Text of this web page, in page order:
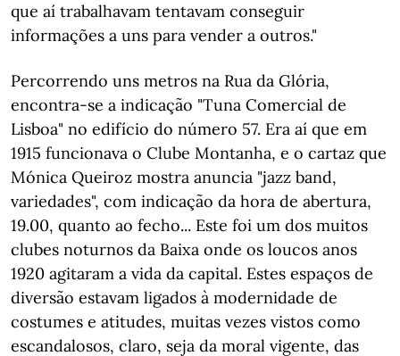
que aí trabalhavam tentavam conseguir
informações a uns para vender a outros."
Percorrendo uns metros na Rua da Glória,
encontra-se a indicação "Tuna Comercial de
Lisboa" no edifício do número 57. Era aí que em
1915 funcionava o Clube Montanha, e o cartaz que
Mónica Queiroz mostra anuncia "jazz band,
variedades", com indicação da hora de abertura,
19.00, quanto ao fecho... Este foi um dos muitos
clubes noturnos da Baixa onde os loucos anos
1920 agitaram a vida da capital. Estes espaços de
diversão estavam ligados à modernidade de
costumes e atitudes, muitas vezes vistos como
escandalosos, claro, seja da moral vigente, das